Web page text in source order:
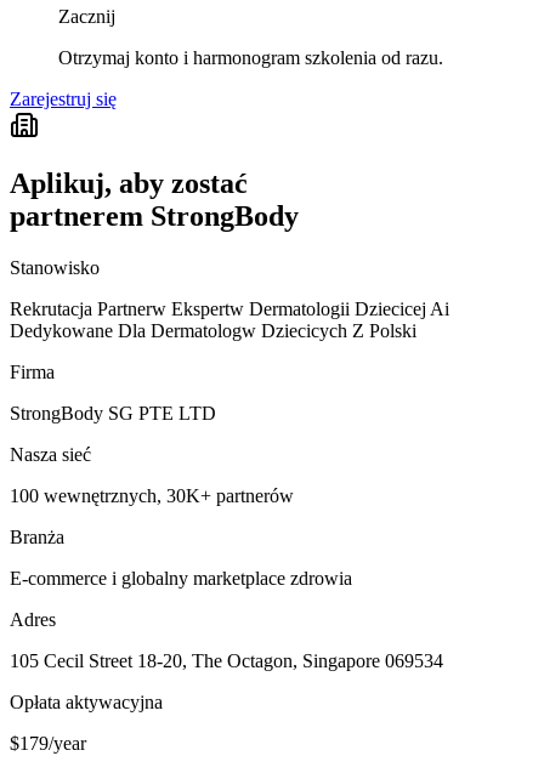
Zacznij
Otrzymaj konto i harmonogram szkolenia od razu.
Zarejestruj się
Aplikuj, aby zostać
partnerem StrongBody
Stanowisko
Rekrutacja Partnerw Ekspertw Dermatologii Dziecicej Ai
Dedykowane Dla Dermatologw Dziecicych Z Polski
Firma
StrongBody SG PTE LTD
Nasza sieć
100 wewnętrznych, 30K+ partnerów
Branża
E-commerce i globalny marketplace zdrowia
Adres
105 Cecil Street 18-20, The Octagon, Singapore 069534
Opłata aktywacyjna
$179/year